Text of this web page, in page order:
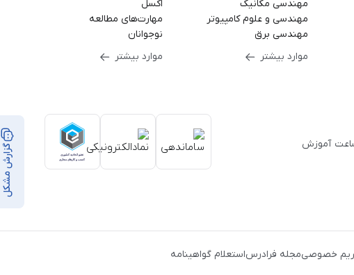
گزارش مشکل
مهندسی مکانیک
مهندسی و علوم کامپیوتر
مهندسی برق
موارد بیشتر
اکسل
مهارت‌های مطالعه
نوجوانان
موارد بیشتر
بزرگ‌ترین پلتفرم آموزش آنلاین ایران است که طی بیش از یک دهه فعالیت خود، بالغ بر ۳۵,۰۰۰ ساعت آموزش
ورباتیک،خصوصیمجله فرادرساستعلام گواهینامه